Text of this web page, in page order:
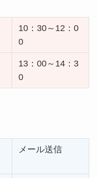
10：30～12：0
0
13：00～14：3
0
メール送信